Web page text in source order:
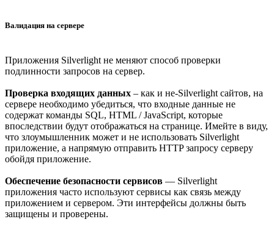
Валидация на сервере
Приложения Silverlight не меняют способ проверки
подлинности запросов на сервер.
Проверка входящих данных – как и не-Silverlight сайтов, на
сервере необходимо убедиться, что входные данные не
содержат команды SQL, HTML / JavaScript, которые
впоследствии будут отображаться на странице. Имейте в виду,
что злоумышленник может и не использовать Silverlight
приложение, а напрямую отправить HTTP запросу серверу
обойдя приложение.
Обеспечение безопасности сервисов — Silverlight
приложения часто используют сервисы как связь между
приложением и сервером. Эти интерфейсы должны быть
защищены и проверены.